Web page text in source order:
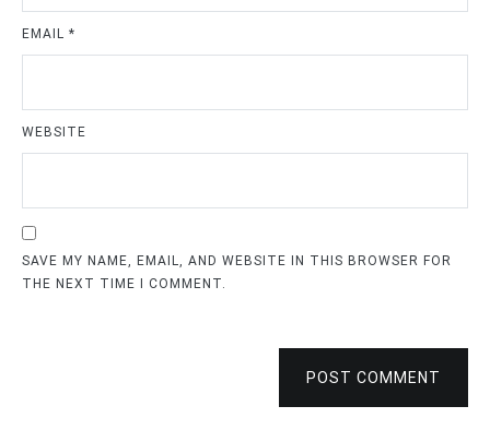
EMAIL *
WEBSITE
SAVE MY NAME, EMAIL, AND WEBSITE IN THIS BROWSER FOR
THE NEXT TIME I COMMENT.
POST COMMENT